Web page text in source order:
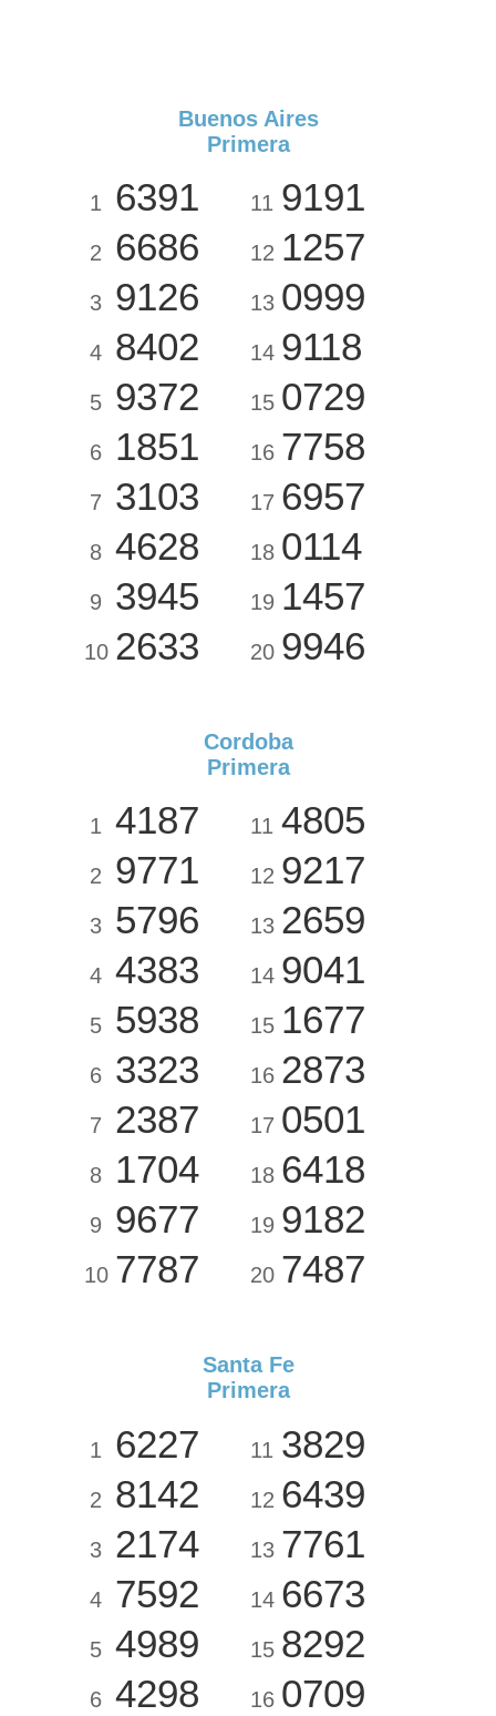
Buenos Aires
Primera
1 6391
2 6686
3 9126
4 8402
5 9372
6 1851
7 3103
8 4628
9 3945
10 2633
11 9191
12 1257
13 0999
14 9118
15 0729
16 7758
17 6957
18 0114
19 1457
20 9946
Cordoba
Primera
1 4187
2 9771
3 5796
4 4383
5 5938
6 3323
7 2387
8 1704
9 9677
10 7787
11 4805
12 9217
13 2659
14 9041
15 1677
16 2873
17 0501
18 6418
19 9182
20 7487
Santa Fe
Primera
1 6227
2 8142
3 2174
4 7592
5 4989
6 4298
11 3829
12 6439
13 7761
14 6673
15 8292
16 0709